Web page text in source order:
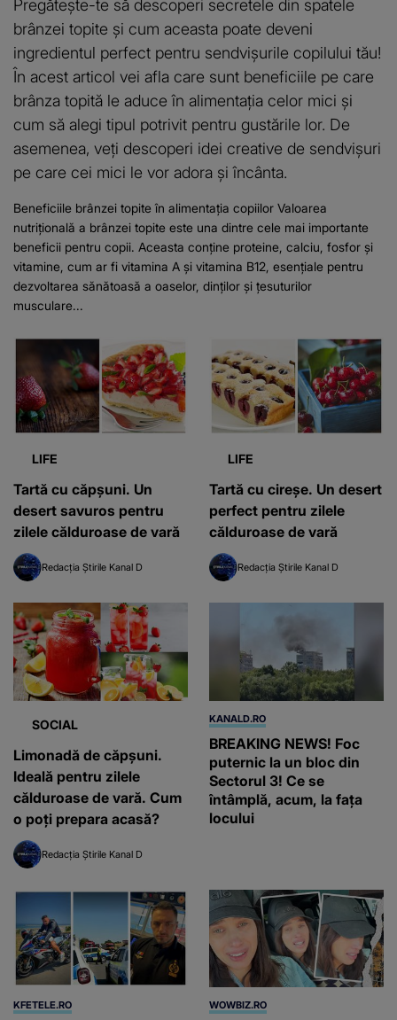
Pregătește-te să descoperi secretele din spatele
brânzei topite și cum aceasta poate deveni
ingredientul perfect pentru sendvișurile copilului tău!
În acest articol vei afla care sunt beneficiile pe care
brânza topită le aduce în alimentația celor mici și
cum să alegi tipul potrivit pentru gustările lor. De
asemenea, veți descoperi idei creative de sendvișuri
pe care cei mici le vor adora și încânta.
Beneficiile brânzei topite în alimentația copiilor Valoarea
nutrițională a brânzei topite este una dintre cele mai importante
beneficii pentru copii. Aceasta conține proteine, calciu, fosfor și
vitamine, cum ar fi vitamina A și vitamina B12, esențiale pentru
dezvoltarea sănătoasă a oaselor, dinților și țesuturilor
musculare...
LIFE
Tartă cu căpșuni. Un
desert savuros pentru
zilele călduroase de vară
Redacția Știrile Kanal D
LIFE
Tartă cu cireșe. Un desert
perfect pentru zilele
călduroase de vară
Redacția Știrile Kanal D
SOCIAL
Limonadă de căpșuni.
Ideală pentru zilele
călduroase de vară. Cum
o poți prepara acasă?
Redacția Știrile Kanal D
KANALD.RO
BREAKING NEWS! Foc
puternic la un bloc din
Sectorul 3! Ce se
întâmplă, acum, la fața
locului
KFETELE.RO WOWBIZ.RO